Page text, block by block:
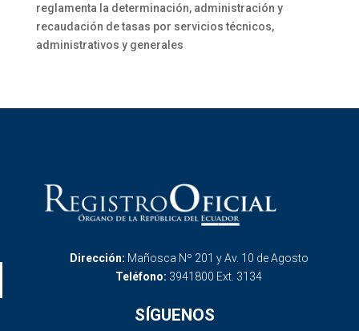
reglamenta la determinación, administración y
recaudación de tasas por servicios técnicos,
administrativos y generales
Dirección: Mañosca Nº 201 y Av. 10 de Agosto
Teléfono: 3941800 Ext. 3134
SÍGUENOS